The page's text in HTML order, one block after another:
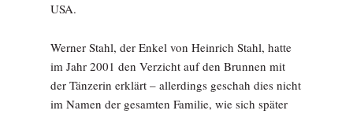
USA.
Werner Stahl, der Enkel von Heinrich Stahl, hatte
im Jahr 2001 den Verzicht auf den Brunnen mit
der Tänzerin erklärt – allerdings geschah dies nicht
im Namen der gesamten Familie, wie sich später